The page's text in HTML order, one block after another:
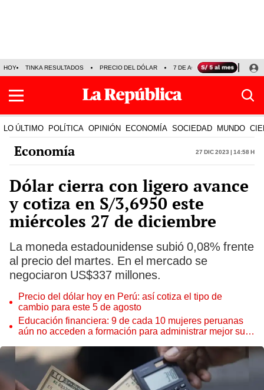
HOY TINKA RESULTADOS PRECIO DEL DÓLAR 7 DE AGOSTO OLLANTA
LO ÚLTIMO POLÍTICA OPINIÓN ECONOMÍA SOCIEDAD MUNDO
Economía 27 Dic 2023 | 14:58 h
Dólar cierra con ligero avance
y cotiza en S/3,6950 este
miércoles 27 de diciembre
La moneda estadounidense subió 0,08% frente
al precio del martes. En el mercado se
negociaron US$337 millones.
Precio del dólar hoy en Perú: así cotiza el tipo de
cambio para este 5 de agosto
Educación financiera: 9 de cada 10 mujeres peruanas
aún no acceden a formación para administrar mejor su